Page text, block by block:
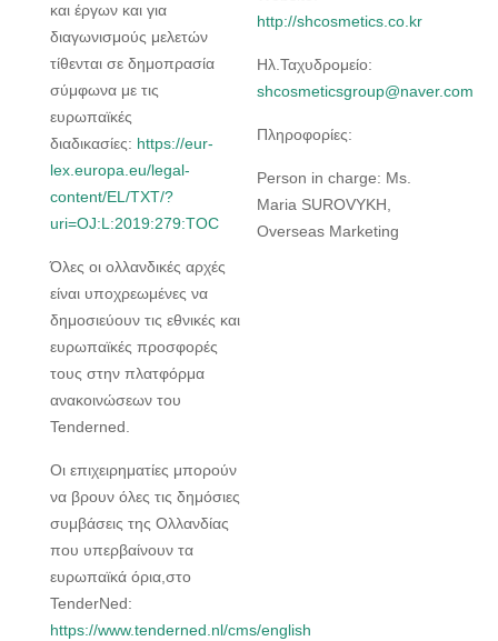
και έργων και για
διαγωνισμούς μελετών
τίθενται σε δημοπρασία
σύμφωνα με τις
ευρωπαϊκές
διαδικασίες: https://eur-
lex.europa.eu/legal-
content/EL/TXT/?
uri=OJ:L:2019:279:TOC
Όλες οι ολλανδικές αρχές
είναι υποχρεωμένες να
δημοσιεύουν τις εθνικές και
ευρωπαϊκές προσφορές
τους στην πλατφόρμα
ανακοινώσεων του
Tenderned.
Οι επιχειρηματίες μπορούν
να βρουν όλες τις δημόσιες
συμβάσεις της Ολλανδίας
που υπερβαίνουν τα
ευρωπαϊκά όρια,στο
TenderNed:
https://www.tenderned.nl/cms/english
http://shcosmetics.co.kr
Ηλ.Ταχυδρομείο:
shcosmeticsgroup@naver.com
Πληροφορίες:
Person in charge: Ms.
Maria SUROVYKH,
Overseas Marketing